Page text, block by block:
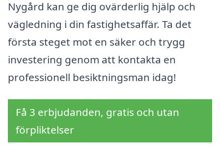
Nygård kan ge dig ovärderlig hjälp och
vägledning i din fastighetsaffär. Ta det
första steget mot en säker och trygg
investering genom att kontakta en
professionell besiktningsman idag!
Få 3 erbjudanden, gratis och utan
förpliktelser